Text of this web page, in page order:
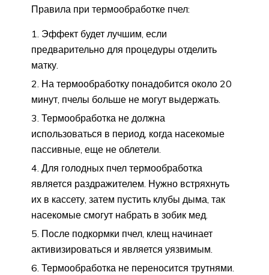
Правила при термообработке пчел:
Эффект будет лучшим, если
предварительно для процедуры отделить
матку.
На термообработку понадобится около 20
минут, пчелы больше не могут выдержать.
Термообработка не должна
использоваться в период, когда насекомые
пассивные, еще не облетели.
Для голодных пчел термообработка
является раздражителем. Нужно встряхнуть
их в кассету, затем пустить клубы дыма, так
насекомые смогут набрать в зобик мед.
После подкормки пчел, клещ начинает
активизироваться и является уязвимым.
Термообработка не переносится трутнями.